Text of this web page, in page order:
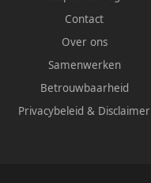
Contact
Over ons
Samenwerken
Betrouwbaarheid
Privacybeleid & Disclaimer